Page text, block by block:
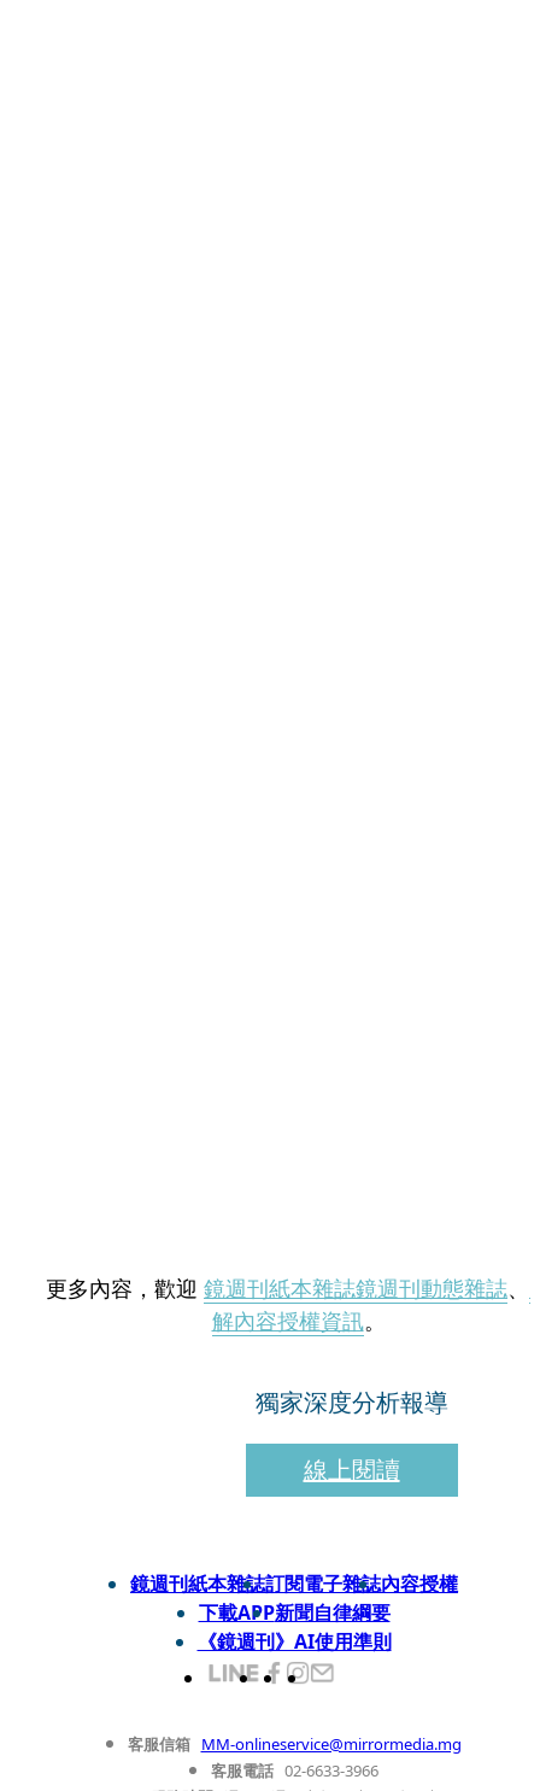
更多內容，歡迎 鏡週刊紙本雜誌鏡週刊動態雜誌、
解內容授權資訊。
獨家深度分析報導
線上閱讀
鏡週刊紙本雜誌訂閱電子雜誌內容授權
下載APP新聞自律綱要
《鏡週刊》AI使用準則
客服信箱 MM-onlineservice@mirrormedia.mg
客服電話 02-6633-3966